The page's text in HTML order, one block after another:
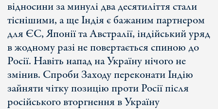
відносини за минулі два десятиліття стали
тіснішими, а ще Індія є бажаним партнером
для ЄС, Японії та Австралії, індійський уряд
в жодному разі не повертається спиною до
Росії. Навіть напад на Україну нічого не
змінив. Спроби Заходу переконати Індію
зайняти чітку позицію проти Росії після
російського вторгнення в Україну